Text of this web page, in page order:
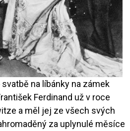
na líbánky na zámek
Ferdinand už v roce
a měl jej ze všech svých
za uplynulé měsíce